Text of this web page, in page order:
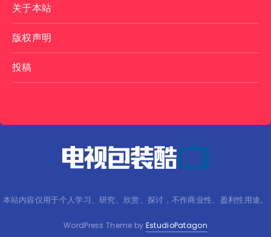
关于本站
版权声明
投稿
本站内容仅用于个人学习、研究、欣赏、探讨，不作商业性、盈利性用途。
WordPress Theme by EstudioPatagon